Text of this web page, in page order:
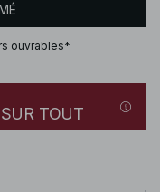
ouvrables*
TOUT